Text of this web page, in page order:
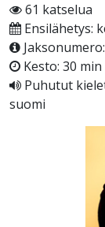
61 katselua
Ensilähetys:
Kesto: 30 min
Puhutut
suomi